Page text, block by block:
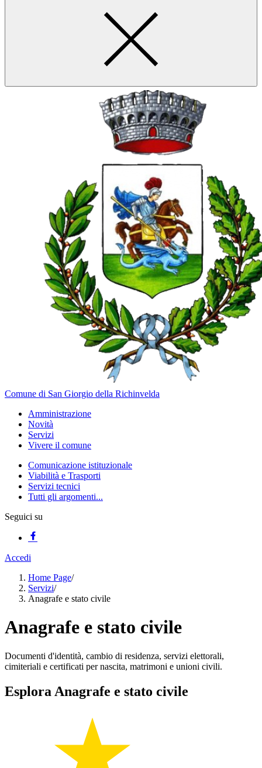
Comune di San Giorgio della Richinvelda
Amministrazione
Novità
Servizi
Vivere il comune
Comunicazione istituzionale
Viabilità e Trasporti
Servizi tecnici
Tutti gli argomenti...
Seguici su
Accedi
Home Page/
Servizi/
Anagrafe e stato civile
Anagrafe e stato civile
Documenti d'identità, cambio di residenza, servizi elettorali,
cimiteriali e certificati per nascita, matrimoni e unioni civili.
Esplora Anagrafe e stato civile